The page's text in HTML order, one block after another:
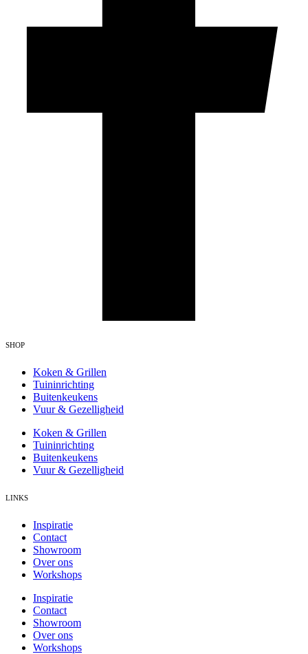
SHOP
Koken & Grillen
Tuininrichting
Buitenkeukens
Vuur & Gezelligheid
Koken & Grillen
Tuininrichting
Buitenkeukens
Vuur & Gezelligheid
LINKS
Inspiratie
Contact
Showroom
Over ons
Workshops
Inspiratie
Contact
Showroom
Over ons
Workshops